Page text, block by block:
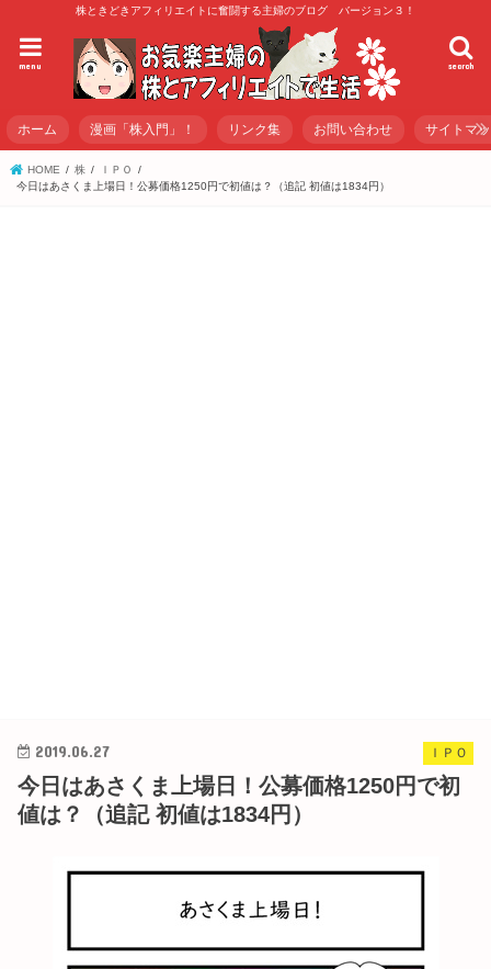
株ときどきアフィリエイトに奮闘する主婦のブログ バージョン３！
search
menu
ホーム 漫画「株入門」！ リンク集 お問い合わせ サイトマ
HOME 株
ＩＰＯ
今日はあさくま上場日！公募価格1250円で初値は？（追記 初値は1834円）
ＩＰＯ
2019.06.27
今日はあさくま上場日！公募価格1250円で初
値は？（追記 初値は1834円）